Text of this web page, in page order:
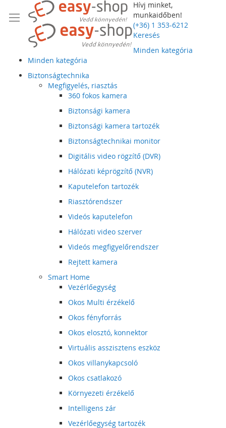
Hívj minket,
munkaidőben!
(+36) 1 353-6212
Keresés
Minden kategória
Minden kategória
Biztonságtechnika
Megfigyelés, riasztás
360 fokos kamera
Biztonsági kamera
Biztonsági kamera tartozék
Biztonságtechnikai monitor
Digitális video rögzítő (DVR)
Hálózati képrögzítő (NVR)
Kaputelefon tartozék
Riasztórendszer
Videós kaputelefon
Hálózati video szerver
Videós megfigyelőrendszer
Rejtett kamera
Smart Home
Vezérlőegység
Okos Multi érzékelő
Okos fényforrás
Okos elosztó, konnektor
Virtuális asszisztens eszköz
Okos villanykapcsoló
Okos csatlakozó
Környezeti érzékelő
Intelligens zár
Vezérlőegység tartozék